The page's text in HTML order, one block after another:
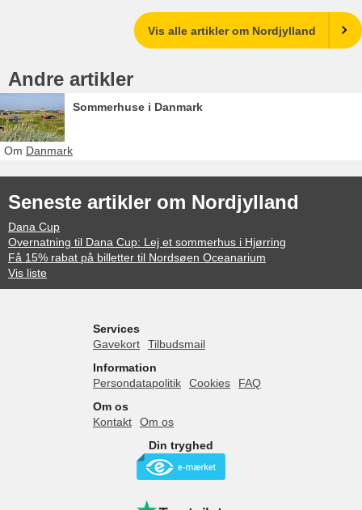
Vis alle artikler om Nordjylland
Andre artikler
Sommerhuse i Danmark
Om Danmark
Seneste artikler om Nordjylland
Dana Cup
Overnatning til Dana Cup: Lej et sommerhus i Hjørring
Få 15% rabat på billetter til Nordsøen Oceanarium
Vis liste
Services
Gavekort
Tilbudsmail
Information
Persondatapolitik
Cookies
FAQ
Om os
Kontakt
Om os
Din tryghed